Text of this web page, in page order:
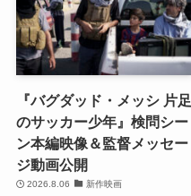
『バグダッド・メッシ 片足
のサッカー少年』検問シー
ン本編映像＆監督メッセー
ジ動画公開
2026.8.06 新作映画